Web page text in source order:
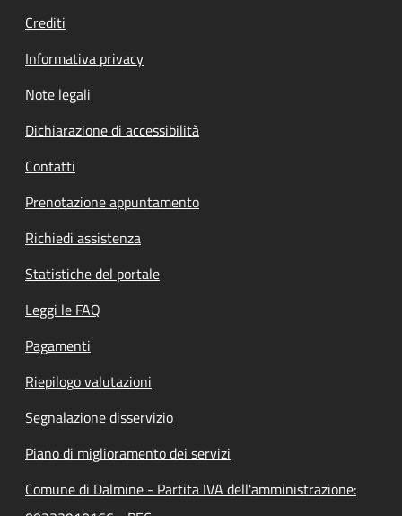
Crediti
Informativa privacy
Note legali
Dichiarazione di accessibilità
Contatti
Prenotazione appuntamento
Richiedi assistenza
Statistiche del portale
Leggi le FAQ
Pagamenti
Riepilogo valutazioni
Segnalazione disservizio
Piano di miglioramento dei servizi
Comune di Dalmine - Partita IVA dell'amministrazione: